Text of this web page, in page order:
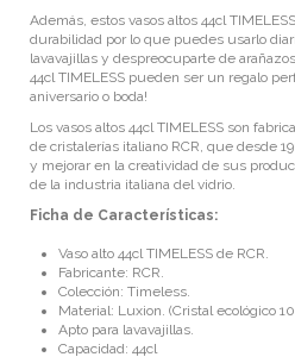
Además, estos vasos altos 44cl
durabilidad por lo que puedes usarlo
lavavajillas y despreocuparte de
44cl TIMELESS pueden ser un regalo
aniversario o boda!
Los vasos altos 44cl TIMELESS son
de cristalerías italiano RCR, que desde
y mejorar en la creatividad de sus
de la industria italiana del vidrio.
Ficha de Características:
Vaso alto 44cl TIMELESS de RCR.
Fabricante: RCR.
Colección: Timeless.
Material: Luxion. (Cristal ecológico
Apto para lavavajillas.
Capacidad: 44cl